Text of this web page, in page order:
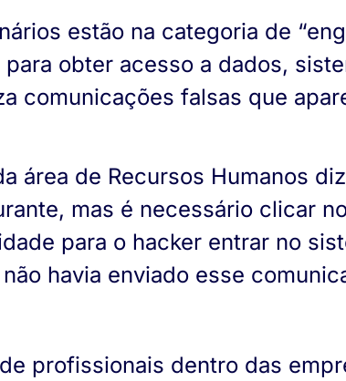
estão na categoria de
obter acesso a dados,
comunicações falsas que
área de Recursos Humanos
mas é necessário clicar
para o hacker entrar no
havia enviado esse
profissionais dentro das